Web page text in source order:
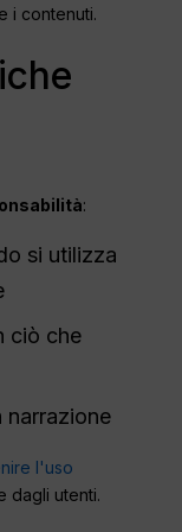
i contenuti.
:
si utilizza
ciò che
narrazione
l'uso
dagli utenti.